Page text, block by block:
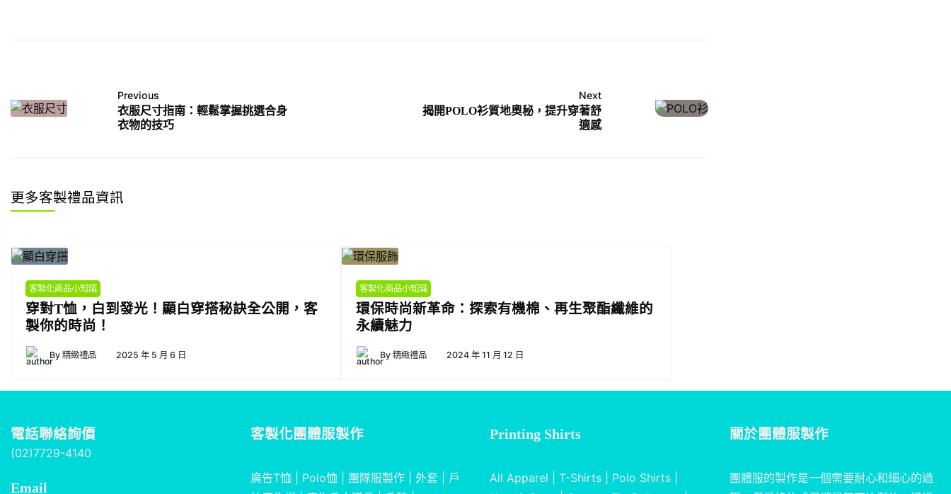
Previous
衣服尺寸指南：輕鬆掌握挑選合身
衣物的技巧
Next
揭開POLO衫質地奧秘，提升穿著舒
適感
更多客製禮品資訊
客製化商品小知識
穿對T恤，白到發光！顯白穿搭秘訣全公開，客
製你的時尚！
By 精緻禮品 2025 年 5 月 6 日
客製化商品小知識
環保時尚新革命：探索有機棉、再生聚酯纖維的
永續魅力
By 精緻禮品 2024 年 11 月 12 日
電話聯絡詢價
(02)7729-4140
Email
客製化團體服製作
廣告T恤 Polo恤 團隊服製作| 外套|
戶
Printing Shirts
All Apparel T-Shirts Polo Shirts
關於團體服製作
團體服的製作是一個需要耐心和細心的過